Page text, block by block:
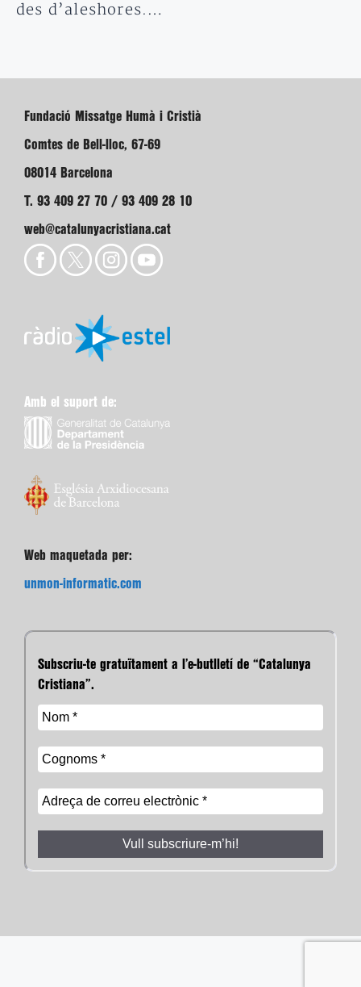
des d’aleshores.…
Fundació Missatge Humà i Cristià
Comtes de Bell-lloc, 67-69
08014 Barcelona
T. 93 409 27 70 / 93 409 28 10
web@catalunyacristiana.cat
Amb el suport de:
Web maquetada per:
unmon-informatic.com
Subscriu-te gratuïtament a l’e-butlletí de “Catalunya
Cristiana”.